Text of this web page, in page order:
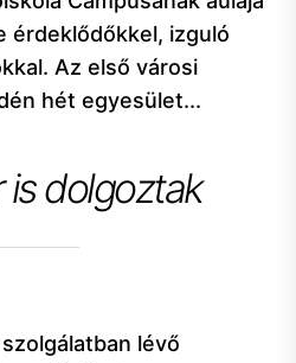
érdeklődőkkel, izguló
Az első városi
hét egyesület...
dolgoztak
lévő